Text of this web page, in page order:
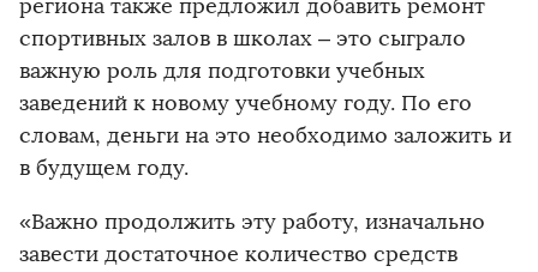
региона также предложил добавить ремонт
спортивных залов в школах – это сыграло
важную роль для подготовки учебных
заведений к новому учебному году. По его
словам, деньги на это необходимо заложить и
в будущем году.
«Важно продолжить эту работу, изначально
завести достаточное количество средств